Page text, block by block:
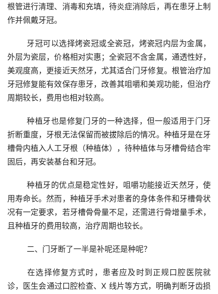
根管进行清理、消毒和充填，待炎症消除后，再在患牙上制
作并佩戴牙冠。
外层为瓷层，价格相对实惠；全瓷冠不含金属，通透性好，
美观度高，更接近天然牙，尤其适合门牙修复。根管治疗加
牙冠修复能有效保存患牙，改善其咀嚼和美观功能，但治疗
周期较长，费用也相对较高。
	种植牙也是修复门牙的一种选择，但一般适用于门牙
折断重度，牙根无法保留而被拔除后的情况。种植牙是在牙
槽骨内植入人工牙根（种植体），待种植体与牙槽骨结合牢
固后，再安装基台和牙冠。
	种植牙的优点是稳定性好，咀嚼功能接近天然牙，使
用寿命长。然而，种植牙手术对患者的身体条件和牙槽骨状
况有一定要求，若牙槽骨骨量不足，还需进行骨增量手术，
且种植牙的费用较高，治疗周期也较长。
	二、门牙断了一半是补呢还是种呢？
	在选择修复方式时，患者应及时到正规口腔医院就
诊，医生会通过口腔检查、X 线片等方式，明确判断牙齿损